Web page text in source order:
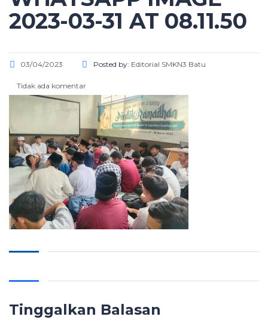
2023-03-31 AT 08.11.50
03/04/2023 Posted by: Editorial SMKN3 Batu
Tidak ada komentar
Tinggalkan Balasan